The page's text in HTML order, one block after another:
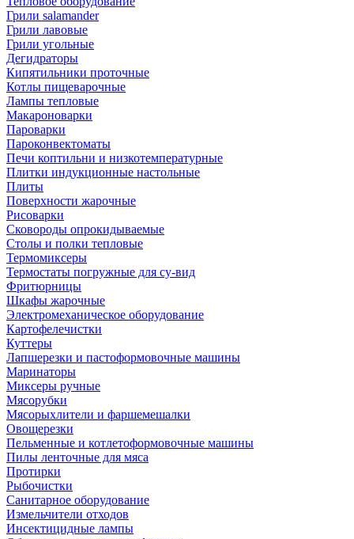
Грили salamander
Грили лавовые
Грили угольные
Дегидраторы
Кипятильники проточные
Котлы пищеварочные
Лампы тепловые
Макароноварки
Пароварки
Пароконвектоматы
Печи коптильни и низкотемпературные
Плитки индукционные настольные
Плиты
Поверхности жарочные
Рисоварки
Сковороды опрокидываемые
Столы и полки тепловые
Термомиксеры
Термостаты погружные для су-вид
Фритюрницы
Шкафы жарочные
Электромеханическое оборудование
Картофелечистки
Куттеры
Лапшерезки и пастоформовочные машины
Маринаторы
Миксеры ручные
Мясорубки
Мясорыхлители и фаршемешалки
Овощерезки
Пельменные и котлетоформовочные машины
Пилы ленточные для мяса
Протирки
Рыбочистки
Санитарное оборудование
Измельчители отходов
Инсектицидные лампы